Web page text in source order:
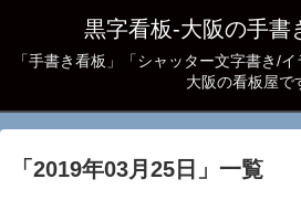
黒字看板‐大阪の手書
「手書き看板」「シャッター文字書き/
大阪の看板屋で
「 2019年03月25日 」 一覧